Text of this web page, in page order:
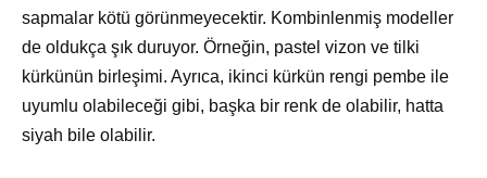
sapmalar kötü görünmeyecektir. Kombinlenmiş modeller
de oldukça şık duruyor. Örneğin, pastel vizon ve tilki
kürkünün birleşimi. Ayrıca, ikinci kürkün rengi pembe ile
uyumlu olabileceği gibi, başka bir renk de olabilir, hatta
siyah bile olabilir.